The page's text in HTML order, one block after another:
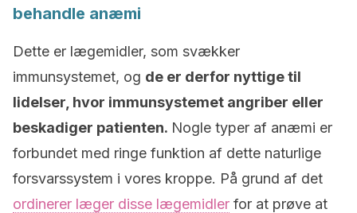
behandle anæmi
Dette er lægemidler, som svækker
immunsystemet, og de er derfor nyttige til
lidelser, hvor immunsystemet angriber eller
beskadiger patienten. Nogle typer af anæmi er
forbundet med ringe funktion af dette naturlige
forsvarssystem i vores kroppe. På grund af det
ordinerer læger disse lægemidler for at prøve at